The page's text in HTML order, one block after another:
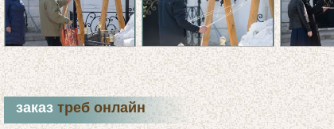
заказ треб онлайн